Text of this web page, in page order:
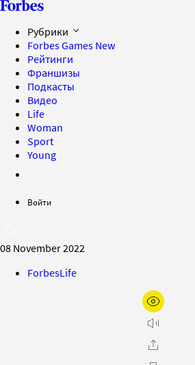
Рубрики
Forbes Games New
Рейтинги
Франшизы
Подкасты
Видео
Life
Woman
Sport
Young
Войти
08 November 2022
ForbesLife